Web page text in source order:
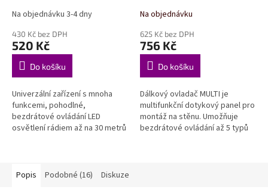
Na objednávku 3-4 dny
430 Kč bez DPH
520 Kč
Do košíku
Univerzální zařízení s mnoha
funkcemi, pohodlné,
bezdrátové ovládání LED
osvětlení rádiem až na 30 metrů
Na objednávku
625 Kč bez DPH
756 Kč
Do košíku
Dálkový ovladač MULTI je
multifunkční dotykový panel pro
montáž na stěnu. Umožňuje
bezdrátové ovládání až 5 typů
Popis
Podobné (16) Diskuze